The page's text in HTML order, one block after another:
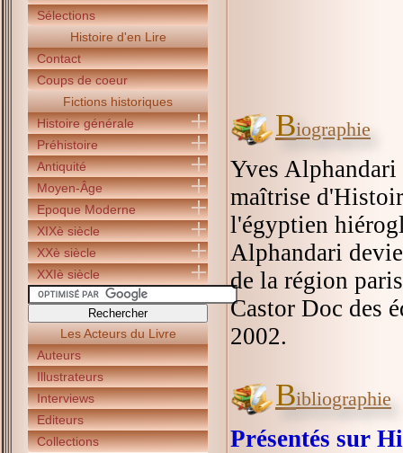
Sélections
Histoire d'en Lire
Contact
Coups de coeur
Fictions historiques
Histoire générale
Préhistoire
Antiquité
Moyen-Âge
Epoque Moderne
XIXè siècle
XXè siècle
XXIè siècle
Les Acteurs du Livre
Auteurs
Illustrateurs
Interviews
Editeurs
Collections
Biographie
Yves Alphandari
maîtrise
l'égyptien
Alphandari
de la région
Castor Doc des
2002.
Bibliographie
Présentés sur